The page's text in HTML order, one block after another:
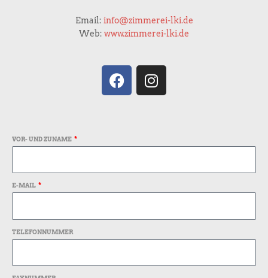
Email: info@zimmerei-lki.de
Web: www.zimmerei-lki.de
F
a
o
k
I
n
g
a
m
VOR- UND ZUNAME
E-MAIL
TELEFONNUMMER